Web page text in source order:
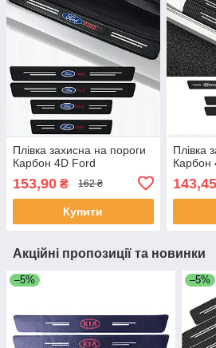
Плівка захисна на пороги
Карбон 4D Ford
153,90 ₴ 162 ₴
Купити
Плівка
Карбон
143,45
Акційні пропозиції та новинки
–5% –5%